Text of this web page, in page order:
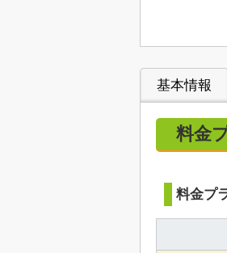
基本情報
料金
料金プ